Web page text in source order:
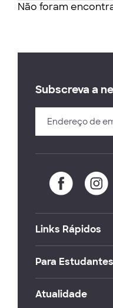
Não foram
Subscreva a
Links Rápidos
Para Estudantes
Atualidade